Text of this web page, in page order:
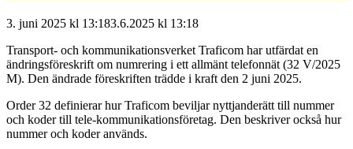
3. juni 2025 kl 13:183.6.2025 kl 13:18
Transport- och kommunikationsverket Traficom har utfärdat en
ändringsföreskrift om numrering i ett allmänt telefonnät (32 V/2025
M). Den ändrade föreskriften trädde i kraft den 2 juni 2025.
Order 32 definierar hur Traficom beviljar nyttjanderätt till nummer
och koder till tele-kommunikationsföretag. Den beskriver också hur
nummer och koder används.